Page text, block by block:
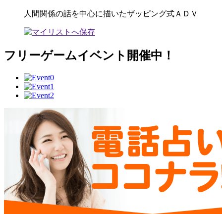
人間関係の話を中心に描いたザッピング式ＡＤＶ
フリーゲームイベント開催中！